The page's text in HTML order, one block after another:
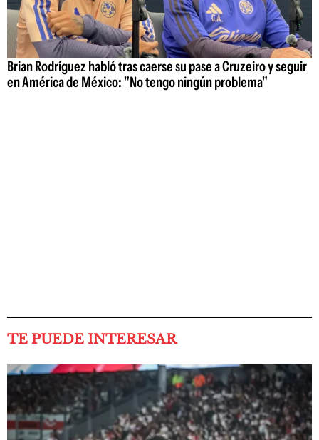
Brian Rodríguez habló tras caerse su pase a Cruzeiro y seguir
en América de México: "No tengo ningún problema"
TE PUEDE INTERESAR